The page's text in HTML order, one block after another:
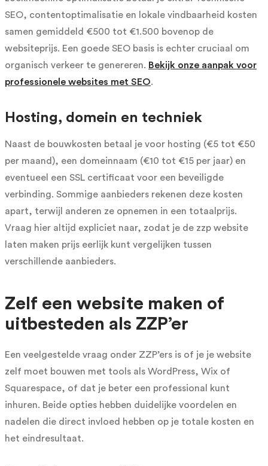
SEO, contentoptimalisatie en lokale vindbaarheid kosten
samen gemiddeld €500 tot €1.500 bovenop de
websiteprijs. Een goede SEO basis is echter cruciaal om
organisch verkeer te genereren. Bekijk onze aanpak voor
professionele websites met SEO.
Hosting, domein en techniek
Naast de bouwkosten betaal je voor hosting (€5 tot €50
per maand), een domeinnaam (€10 tot €15 per jaar) en
eventueel een SSL certificaat voor een beveiligde
verbinding. Sommige aanbieders rekenen deze kosten
apart, terwijl anderen ze opnemen in een totaalprijs.
Vraag hier altijd expliciet naar, zodat je de zzp website
laten maken prijs eerlijk kunt vergelijken tussen
verschillende aanbieders.
Zelf een website maken of
uitbesteden als ZZP’er
Een veelgestelde vraag onder ZZP’ers is of je je website
zelf moet bouwen met tools als WordPress, Wix of
Squarespace, of dat je beter een professional kunt
inhuren. Beide opties hebben duidelijke voordelen en
nadelen die direct invloed hebben op je totale kosten en
het eindresultaat.